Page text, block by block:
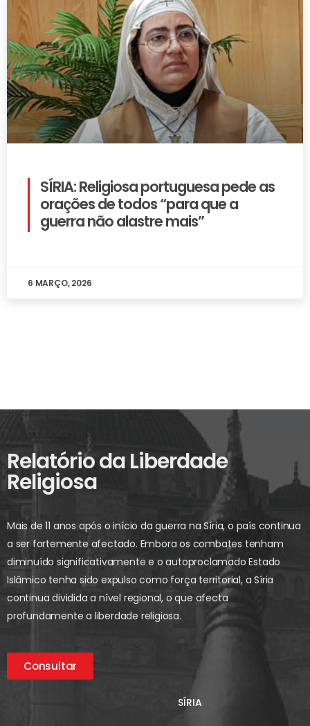
SÍRIA: Religiosa portuguesa pede as
orações de todos “para que a
guerra não alastre mais”
6 MARÇO, 2026
Relatório da Liberdade
Religiosa
Mais de 11 anos após o início da guerra na Síria, o país continua
a ser fortemente afectado. Embora os combates tenham
diminuído significativamente e o autoproclamado Estado
Islâmico tenha sido expulso como força territorial, a Síria
continua dividida a nível regional, o que afecta
profundamente a liberdade religiosa.
Consultar
SÍRIA